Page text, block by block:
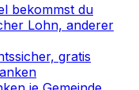
bekommst du
Lohn, anderer
gratis